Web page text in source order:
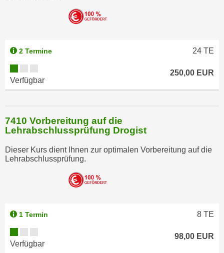
2 Termine 24 TE
Verfügbar
250,00 EUR
7410 Vorbereitung auf die
Lehrabschlussprüfung Drogist
Dieser Kurs dient Ihnen zur optimalen Vorbereitung auf die
Lehrabschlussprüfung.
1 Termin 8 TE
Verfügbar
98,00 EUR